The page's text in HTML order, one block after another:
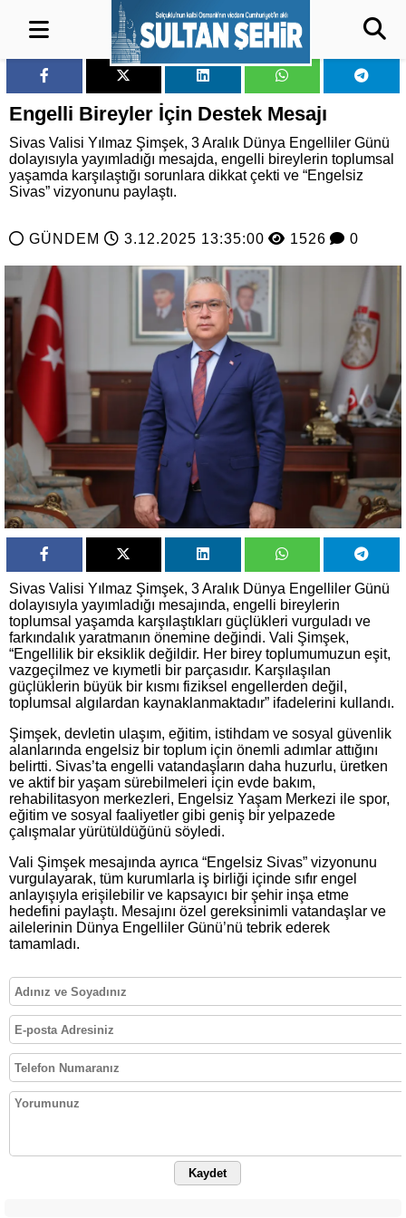
Engelli Bireyler İçin Destek Mesajı
Sivas Valisi Yılmaz Şimşek, 3 Aralık Dünya Engelliler Günü
dolayısıyla yayımladığı mesajda, engelli bireylerin toplumsal
yaşamda karşılaştığı sorunlara dikkat çekti ve “Engelsiz
Sivas” vizyonunu paylaştı.
GÜNDEM 3.12.2025 13:35:00 1526 0
Sivas Valisi Yılmaz Şimşek, 3 Aralık Dünya Engelliler Günü
dolayısıyla yayımladığı mesajında, engelli bireylerin
toplumsal yaşamda karşılaştıkları güçlükleri vurguladı ve
farkındalık yaratmanın önemine değindi. Vali Şimşek,
“Engellilik bir eksiklik değildir. Her birey toplumumuzun eşit,
vazgeçilmez ve kıymetli bir parçasıdır. Karşılaşılan
güçlüklerin büyük bir kısmı fiziksel engellerden değil,
toplumsal algılardan kaynaklanmaktadır” ifadelerini kullandı.
Şimşek, devletin ulaşım, eğitim, istihdam ve sosyal güvenlik
alanlarında engelsiz bir toplum için önemli adımlar attığını
belirtti. Sivas’ta engelli vatandaşların daha huzurlu, üretken
ve aktif bir yaşam sürebilmeleri için evde bakım,
rehabilitasyon merkezleri, Engelsiz Yaşam Merkezi ile spor,
eğitim ve sosyal faaliyetler gibi geniş bir yelpazede
çalışmalar yürütüldüğünü söyledi.
Vali Şimşek mesajında ayrıca “Engelsiz Sivas” vizyonunu
vurgulayarak, tüm kurumlarla iş birliği içinde sıfır engel
anlayışıyla erişilebilir ve kapsayıcı bir şehir inşa etme
hedefini paylaştı. Mesajını özel gereksinimli vatandaşlar ve
ailelerinin Dünya Engelliler Günü’nü tebrik ederek
tamamladı.
Kaydet